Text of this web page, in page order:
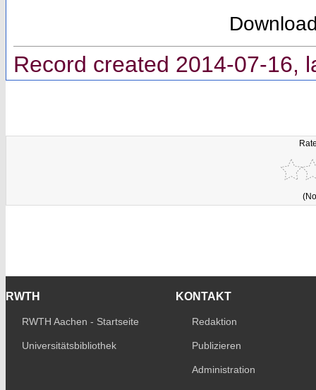
Record created 2014-07-16,
RWTH
RWTH Aachen - Startseite
Universitätsbibliothek
KONTAKT
Redaktion
Publizieren
Administration